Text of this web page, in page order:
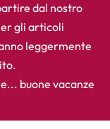
dal nostro
gli articoli
leggermente
buone vacanze